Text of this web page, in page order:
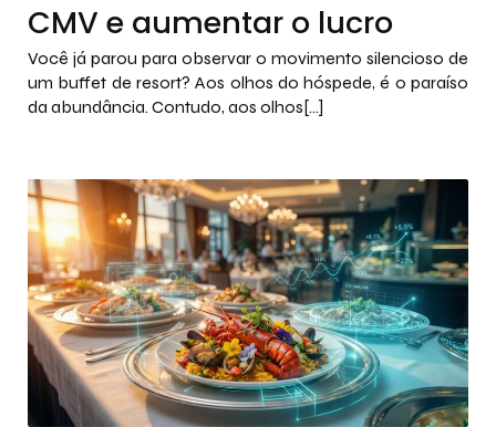
CMV e aumentar o lucro
Você já parou para observar o movimento silencioso de
um buffet de resort? Aos olhos do hóspede, é o paraíso
da abundância. Contudo, aos olhos[…]